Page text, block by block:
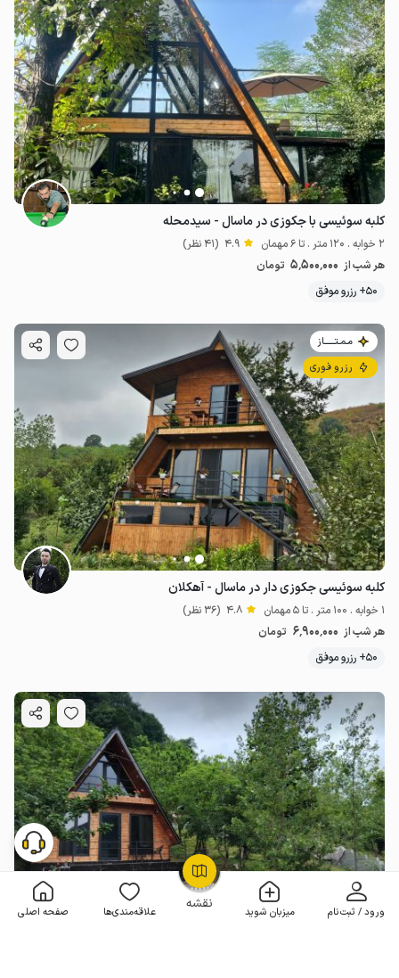
نقشه ورود / ثبت‌نام میزبان شوید علاقه‌مندی‌ها صفحه اصلی
OpenStreetMap
کلبه سوئیسی با جکوزی در ماسال - سیدمحله
2 خوابه . 120 متر . تا 6 مهمان 4.9 (41 نظر)
هر شب از 5٬500٬000 تومان
50+ رزرو موفق
مـمـتــــــاز
رزرو فوری
کلبه سوئیسی جکوزی دار در ماسال - آهکلان
1 خوابه . 100 متر . تا 5 مهمان 4.8 (36 نظر)
هر شب از 6٬900٬000 تومان
50+ رزرو موفق